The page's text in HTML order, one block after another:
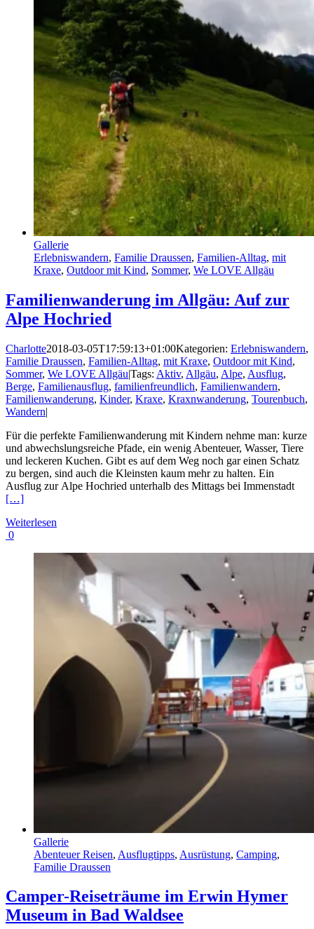
Gallerie
Erlebniswandern, Familie Draussen, Familien-Alltag, mit
Kraxe, Outdoor mit Kind, Sommer, We LOVE Allgäu
Familienwanderung im Allgäu: Auf zur
Alpe Hochried
Charlotte2018-03-05T17:59:13+01:00Kategorien: Erlebniswandern,
Familie Draussen, Familien-Alltag, mit Kraxe, Outdoor mit Kind,
Sommer, We LOVE Allgäu|Tags: Aktiv, Allgäu, Alpe, Ausflug,
Berge, Familienausflug, familienfreundlich, Familienwandern,
Familienwanderung, Kinder, Kraxe, Kraxnwanderung, Tourenbuch,
Wandern|
Für die perfekte Familienwanderung mit Kindern nehme man: kurze
und abwechslungsreiche Pfade, ein wenig Abenteuer, Wasser, Tiere
und leckeren Kuchen. Gibt es auf dem Weg noch gar einen Schatz
zu bergen, sind auch die Kleinsten kaum mehr zu halten. Ein
Ausflug zur Alpe Hochried unterhalb des Mittags bei Immenstadt
[…]
Weiterlesen
0
Gallerie
Abenteuer Reisen, Ausflugtipps, Ausrüstung, Camping,
Familie Draussen
Camper-Reiseträume im Erwin Hymer
Museum in Bad Waldsee